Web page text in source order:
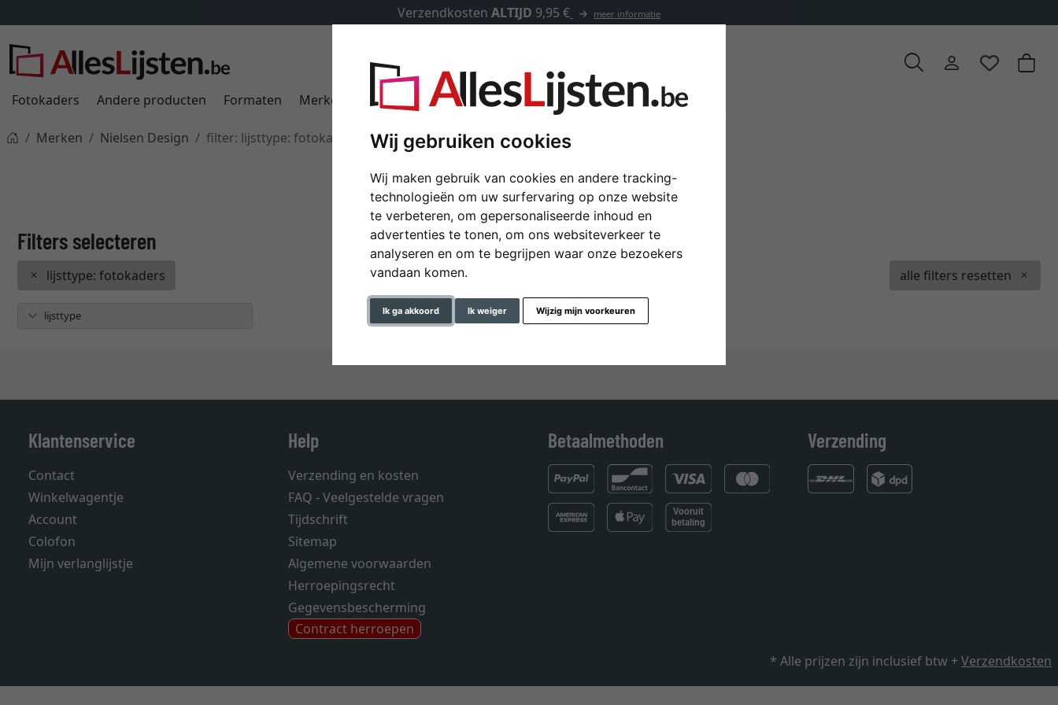
Wij gebruiken cookies
Wij maken gebruik van cookies en andere tracking-
technologieën om uw surfervaring op onze website
te verbeteren, om gepersonaliseerde inhoud en
advertenties te tonen, om ons websiteverkeer te
analyseren en om te begrijpen waar onze bezoekers
vandaan komen.
Ik ga akkoord Ik weiger Wijzig mijn voorkeuren
Verzendkosten ALTIJD 9,95 € meer informatie
Fotokaders Andere producten Formaten Merken Kaders op maat Passe-partouts Toebehoren
Merken Nielsen Design filter: lijsttype: fotokaders
Nielsen Design
alle filters resetten
lijsttype: fotokaders
lijsttype
Klantenservice
Contact
Winkelwagentje
Account
Colofon
Mijn verlanglijstje
Help
Verzending en kosten
FAQ - Veelgestelde vragen
Tijdschrift
Sitemap
Algemene voorwaarden
Herroepingsrecht
Gegevensbescherming
Contract herroepen
Betaalmethoden Verzending
* Alle prijzen zijn inclusief btw +Verzendkosten